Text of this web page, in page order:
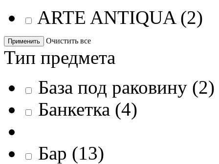
ARTE ANTIQUA (2)
Применить Очистить все
Тип предмета
База под раковину (2)
Банкетка (4)
Бар (13)